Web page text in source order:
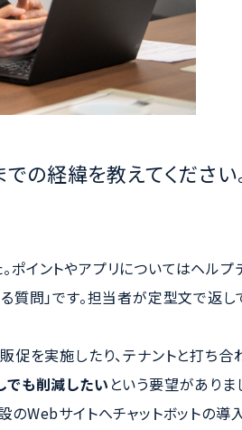
の経緯を教えてください
ポイントやアプリについてはヘルプ
問」です。担当者が定型文で返し
促を実施したり、テナントと打ち合
も削減したい という要望がありま
Webサイトへチャットボットの導